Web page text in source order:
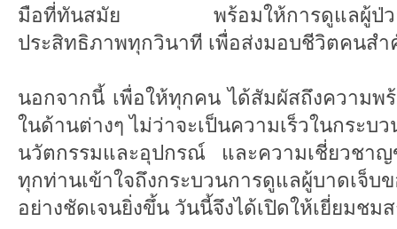
มือที่ทันสมัย พร้อมให้การดูแลผู้ป่วยฉุ
ประสิทธิภาพทุกวินาที เพื่อส่งมอบชีวิตคนส
นอกจากนี้ เพื่อให้ทุกคน ได้สัมผัสถึงความพ
ในด้านต่างๆ ไม่ว่าจะเป็นความเร็วในกระบ
นวัตกรรมและอุปกรณ์ และความเชี่ยวชา
ทุกท่านเข้าใจถึงกระบวนการดูแลผู้บาดเจ็บ
อย่างชัดเจนยิ่งขึ้น วันนี้จึงได้เปิดให้เยี่ยมชม